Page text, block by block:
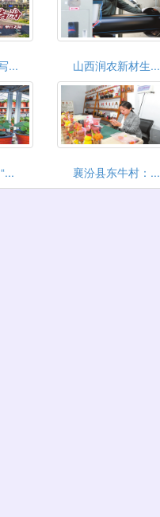
... 山西润农新材生...
襄汾县东牛村：...